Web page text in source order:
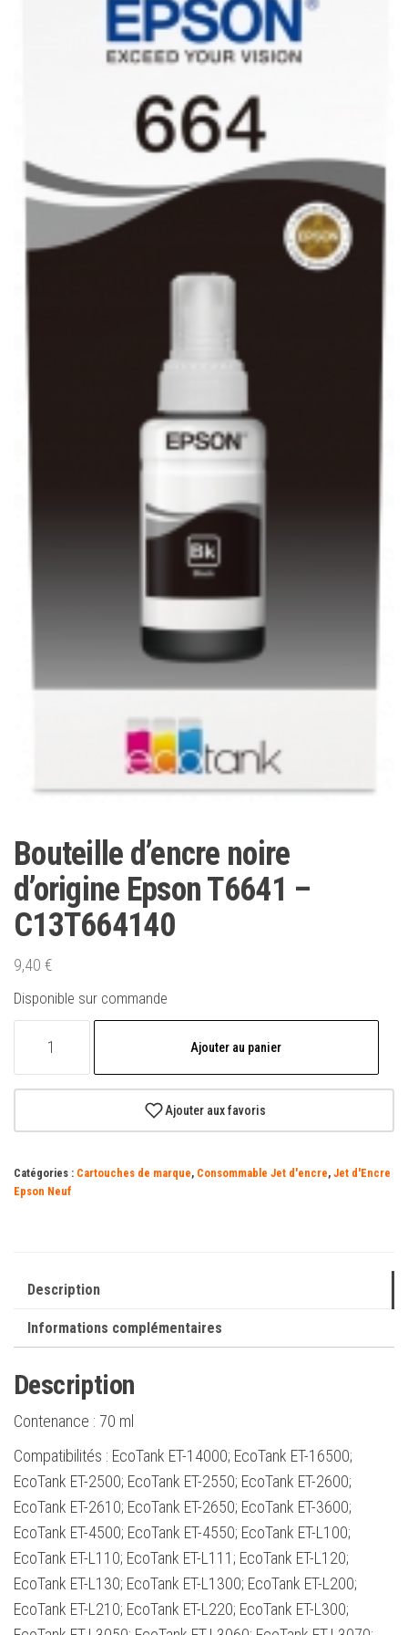
Bouteille d’encre noire
d’origine Epson T6641 –
C13T664140
9,40 €
Disponible sur commande
noire
Epson
Ajouter au panier
Ajouter aux favoris
Catégories : Cartouches de marque, Consommable Jet d'encre, Jet d'Encre
Epson Neuf
Description
Informations complémentaires
Description
Contenance : 70 ml
Compatibilités : EcoTank ET-14000; EcoTank ET-16500;
EcoTank ET-2500; EcoTank ET-2550; EcoTank ET-2600;
EcoTank ET-2610; EcoTank ET-2650; EcoTank ET-3600;
EcoTank ET-4500; EcoTank ET-4550; EcoTank ET-L100;
EcoTank ET-L110; EcoTank ET-L111; EcoTank ET-L120;
EcoTank ET-L130; EcoTank ET-L1300; EcoTank ET-L200;
EcoTank ET-L210; EcoTank ET-L220; EcoTank ET-L300;